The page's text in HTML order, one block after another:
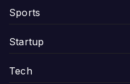
Sports
Startup
Tech